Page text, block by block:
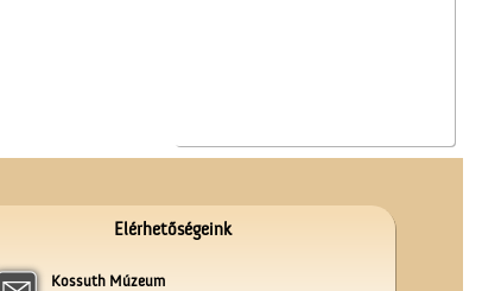
Elérhetőségeink
Kossuth Múzeum